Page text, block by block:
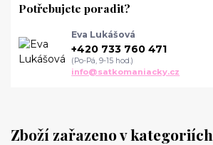
Zboží zařazeno v kategoriích
Potřebujete poradit?
Eva Lukášová
+420 733 760 471
(Po-Pá, 9-15 hod.)
info@satkomaniacky.cz